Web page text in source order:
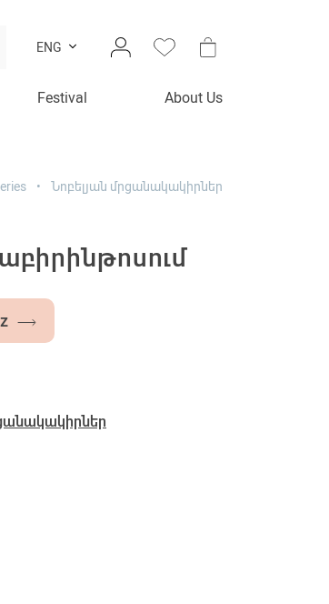
ENG
Festival About Us
Նոբելյան մրցանակակիրներ